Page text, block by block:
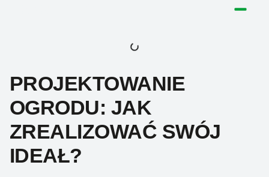
PROJEKTOWANIE
OGRODU: JAK
ZREALIZOWAĆ SWÓJ
IDEAŁ?